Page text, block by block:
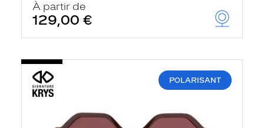
À partir de
129,00 €
POLARISANT